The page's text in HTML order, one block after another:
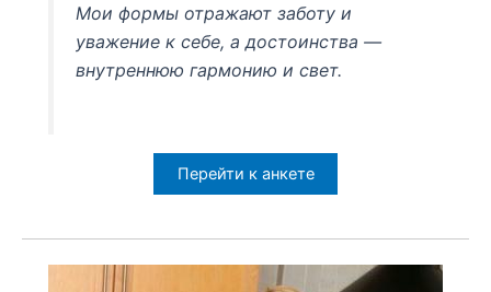
Мои формы отражают заботу и
уважение к себе, а достоинства —
внутреннюю гармонию и свет.
Перейти к анкете